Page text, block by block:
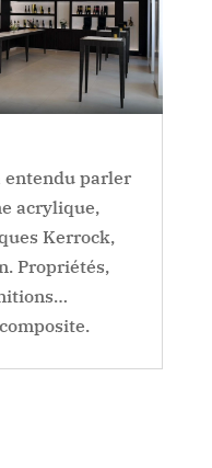
entendu parler
acrylique,
Kerrock,
Propriétés,